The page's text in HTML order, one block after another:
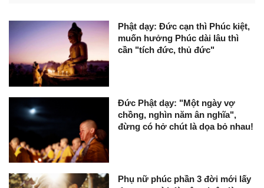
Phật dạy: Đức cạn thì Phúc kiệt,
muốn hưởng Phúc dài lâu thì
cần "tích đức, thủ đức"
Đức Phật dạy: "Một ngày vợ
chồng, nghìn năm ân nghĩa",
đừng có hở chút là dọa bỏ nhau!
Phụ nữ phúc phần 3 đời mới lấy